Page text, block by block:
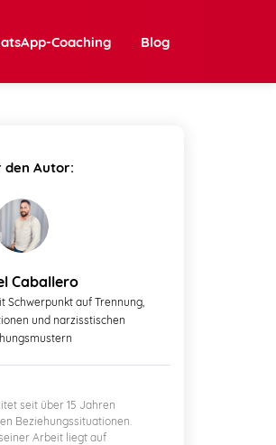
Coaching Blog
den Autor:
Caballero
Schwerpunkt auf Trennung,
und narzisstischen
seit über 15 Jahren
Beziehungssituationen.
Arbeit liegt auf